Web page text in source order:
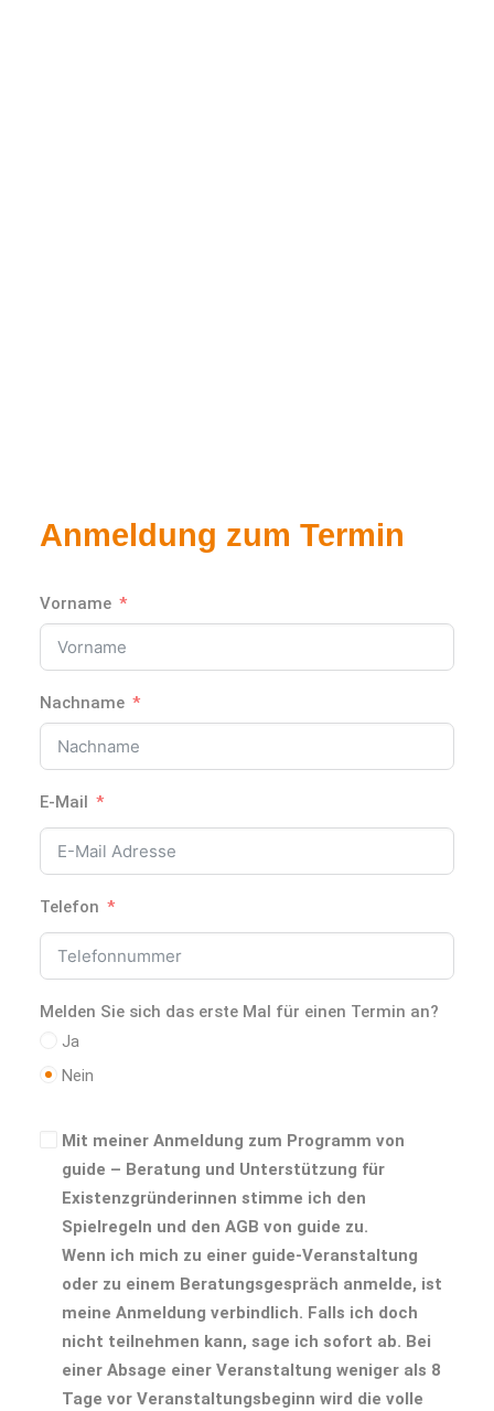
Anmeldung zum Termin
Vorname
Nachname
E-Mail
Telefon
Melden Sie sich das erste Mal für einen Termin an?
Ja
Nein
Mit meiner Anmeldung zum Programm von
guide – Beratung und Unterstützung für
Existenzgründerinnen stimme ich den
Spielregeln und den AGB von guide zu.
Wenn ich mich zu einer guide-Veranstaltung
oder zu einem Beratungsgespräch anmelde, ist
meine Anmeldung verbindlich. Falls ich doch
nicht teilnehmen kann, sage ich sofort ab. Bei
einer Absage einer Veranstaltung weniger als 8
Tage vor Veranstaltungsbeginn wird die volle